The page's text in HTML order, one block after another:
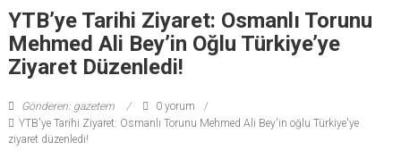
YTB’ye Tarihi Ziyaret: Osmanlı Torunu
Mehmed Ali Bey’in Oğlu Türkiye’ye
Ziyaret Düzenledi!
Gönderen: gazetem
0 yorum
YTB'ye Tarihi Ziyaret: Osmanlı Torunu Mehmed Ali Bey'in oğlu Türkiye'ye
ziyaret düzenledi!